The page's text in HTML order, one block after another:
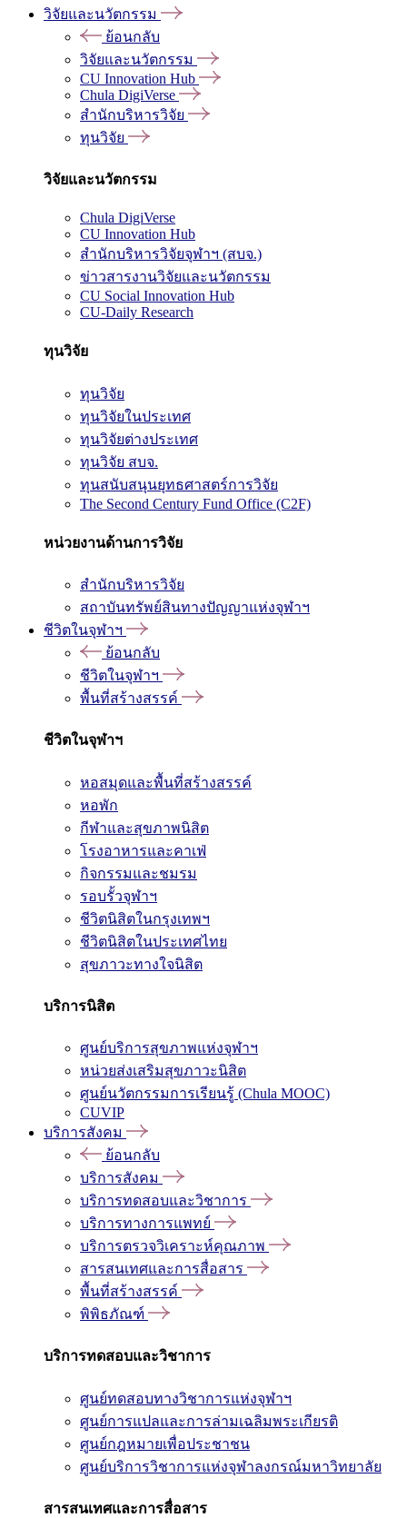
วิจัยและนวัตกรรม
ย้อนกลับ
วิจัยและนวัตกรรม
CU Innovation Hub
Chula DigiVerse
สำนักบริหารวิจัย
ทุนวิจัย
วิจัยและนวัตกรรม
Chula DigiVerse
CU Innovation Hub
สำนักบริหารวิจัยจุฬาฯ (สบจ.)
ข่าวสารงานวิจัยและนวัตกรรม
CU Social Innovation Hub
CU-Daily Research
ทุนวิจัย
ทุนวิจัย
ทุนวิจัยในประเทศ
ทุนวิจัยต่างประเทศ
ทุนวิจัย สบจ.
ทุนสนับสนุนยุทธศาสตร์การวิจัย
The Second Century Fund Office (C2F)
หน่วยงานด้านการวิจัย
สำนักบริหารวิจัย
สถาบันทรัพย์สินทางปัญญาแห่งจุฬาฯ
ชีวิตในจุฬาฯ
ย้อนกลับ
ชีวิตในจุฬาฯ
พื้นที่สร้างสรรค์
ชีวิตในจุฬาฯ
หอสมุดและพื้นที่สร้างสรรค์
หอพัก
กีฬาและสุขภาพนิสิต
โรงอาหารและคาเฟ่
กิจกรรมและชมรม
รอบรั้วจุฬาฯ
ชีวิตนิสิตในกรุงเทพฯ
ชีวิตนิสิตในประเทศไทย
สุขภาวะทางใจนิสิต
บริการนิสิต
ศูนย์บริการสุขภาพแห่งจุฬาฯ
หน่วยส่งเสริมสุขภาวะนิสิต
ศูนย์นวัตกรรมการเรียนรู้ (Chula MOOC)
CUVIP
บริการสังคม
ย้อนกลับ
บริการสังคม
บริการทดสอบและวิชาการ
บริการทางการแพทย์
บริการตรวจวิเคราะห์คุณภาพ
สารสนเทศและการสื่อสาร
พื้นที่สร้างสรรค์
พิพิธภัณฑ์
บริการทดสอบและวิชาการ
ศูนย์ทดสอบทางวิชาการแห่งจุฬาฯ
ศูนย์การแปลและการล่ามเฉลิมพระเกียรติ
ศูนย์กฎหมายเพื่อประชาชน
ศูนย์บริการวิชาการแห่งจุฬาลงกรณ์มหาวิทยาลัย
สารสนเทศและการสื่อสาร